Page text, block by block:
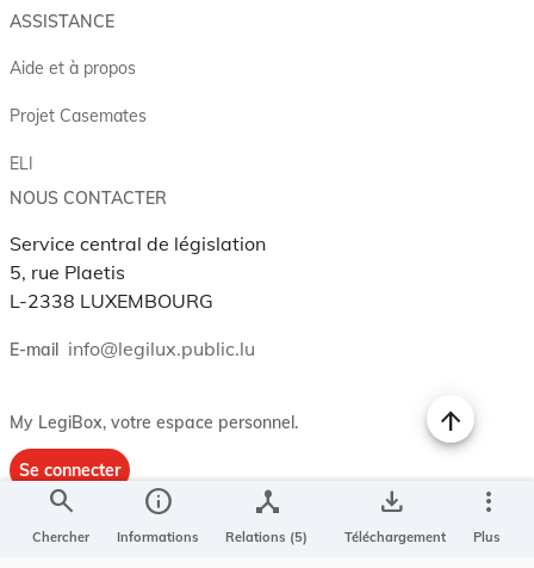
search
Chercher
info
Informations
device_hub
Relations (5)
save_alt
Téléchargement
more_vert
Plus
ASSISTANCE
Aide et à propos
Projet Casemates
ELI
NOUS CONTACTER
Service central de législation
5, rue Plaetis
L-2338 LUXEMBOURG
E-mail info@legilux.public.lu
My LegiBox, votre espace personnel.
Se connecter
Enregistrer et organiser vos actes préférés, enregistrer vos
recherches, soyez alerté en cas de modification sur un document